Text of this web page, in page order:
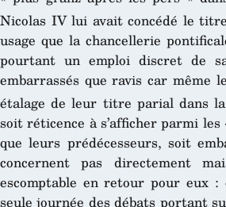
Nicolas IV lui avait concédé le
usage que la chancellerie
pourtant un emploi discret de
embarrassés que ravis car même
étalage de leur titre parial dans
soit réticence à s’afficher parmi
que leurs prédécesseurs, soit
concernent pas directement
escomptable en retour pour eux :
seule journée des débats portant